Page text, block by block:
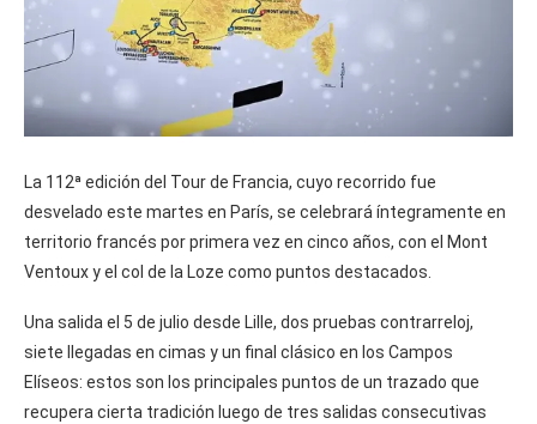
La 112ª edición del Tour de Francia, cuyo recorrido fue
desvelado este martes en París, se celebrará íntegramente en
territorio francés por primera vez en cinco años, con el Mont
Ventoux y el col de la Loze como puntos destacados.
Una salida el 5 de julio desde Lille, dos pruebas contrarreloj,
siete llegadas en cimas y un final clásico en los Campos
Elíseos: estos son los principales puntos de un trazado que
recupera cierta tradición luego de tres salidas consecutivas